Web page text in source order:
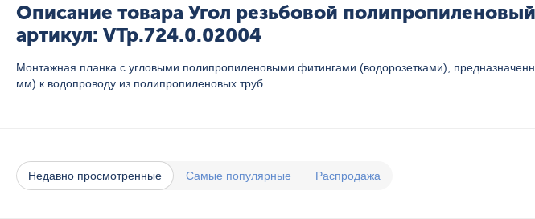
Описание товара Угол резьбовой
артикул: VTp.724.0.02004
Монтажная планка с угловыми полипропиленовыми фитингами (водорозетками),
мм) к водопроводу из полипропиленовых труб.
Недавно просмотренные Самые популярные Распродажа